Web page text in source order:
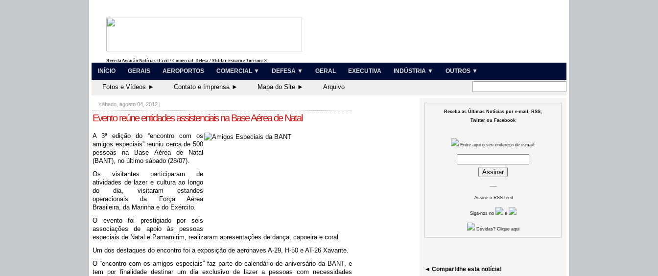
Revista Aviação Notícias | Civil / Comercial, Defesa / Militar, Espaço e Turismo ®
INÍCIO GERAIS AEROPORTOS COMERCIAL ▼ DEFESA ▼ GERAL EXECUTIVA INDÚSTRIA ▼ OUTROS ▼
Fotos e Vídeos ► Contato e Imprensa ► Mapa do Site ► Arquivo
sábado, agosto 04, 2012 |
Evento reúne entidades assistenciais na Base Aérea de Natal
A 3ª edição do “encontro com os
amigos especiais” reuniu cerca de 500
pessoas na Base Aérea de Natal
(BANT), no último sábado (28/07).
Os visitantes participaram de
atividades de lazer e cultura ao longo
do dia, visitaram estandes
operacionais da Força Aérea
Brasileira, da Marinha e do Exército.
O evento foi prestigiado por seis
associações de apoio às pessoas
especiais de Natal e Parnamirim, realizaram apresentações de dança, capoeira e coral.
Um dos destaques do encontro foi a exposição de aeronaves A-29, H-50 e AT-26 Xavante.
O “encontro com os amigos especiais” faz parte do calendário de aniversário da BANT, e
tem por finalidade destinar um dia exclusivo de lazer a pessoas com necessidades
Receba as Últimas Notícias por e-mail, RSS,
Twitter ou Facebook
Entre aqui o seu endereço de e-mail:
Assine o RSS feed
Siga-nos no e
Dúvidas? Clique aqui
◄ Compartilhe esta notícia!